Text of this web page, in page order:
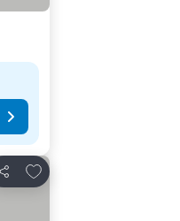
Teilen
Zu Favoriten hinzufügen